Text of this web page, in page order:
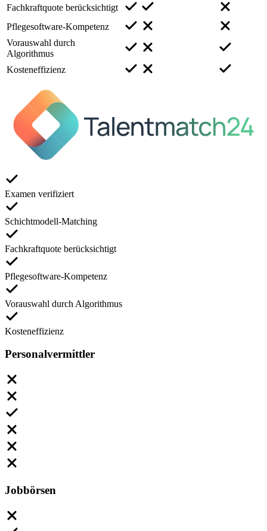
Fachkraftquote berücksichtigt
Pflegesoftware-Kompetenz
Vorauswahl durch
Algorithmus
Kosteneffizienz
Examen verifiziert
Schichtmodell-Matching
Fachkraftquote berücksichtigt
Pflegesoftware-Kompetenz
Vorauswahl durch Algorithmus
Kosteneffizienz
Personalvermittler
Jobbörsen